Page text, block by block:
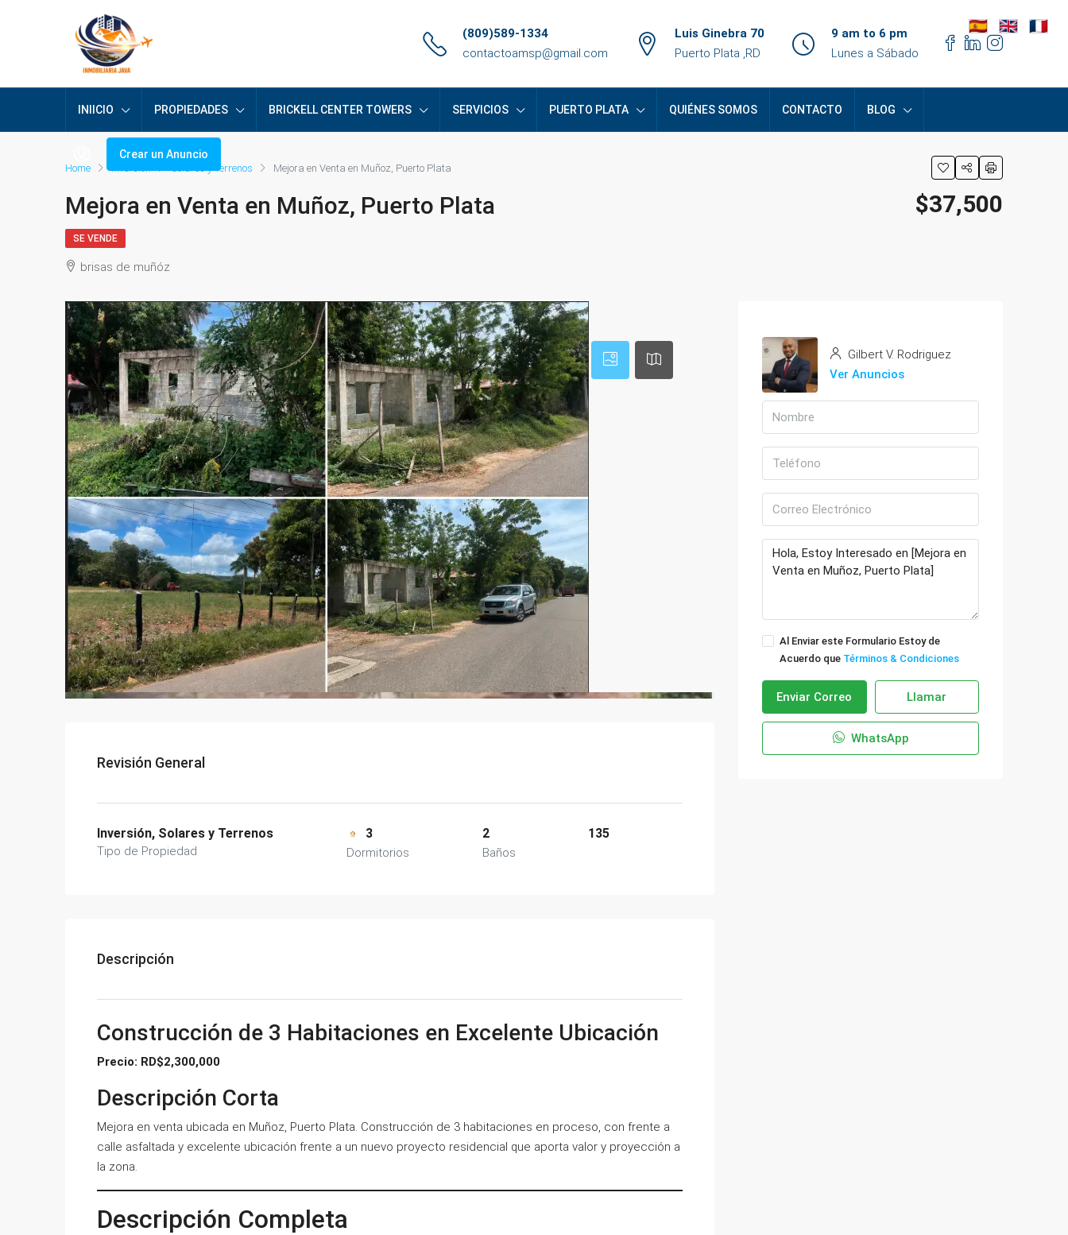
(809)589-1334
contactoamsp@gmail.com
Luis Ginebra 70
Puerto Plata ,RD
9 am to 6 pm
Lunes a Sábado
INIICIO PROPIEDADES BRICKELL CENTER TOWERS SERVICIOS PUERTO PLATA QUIÉNES SOMOS CONTACTO BLOG
Crear un Anuncio
Home Solares y Terrenos Mejora en Venta en Muñoz, Puerto Plata
Mejora en Venta en Muñoz, Puerto Plata $37,500
SE VENDE
brisas de muñóz
Revisión General
Inversión, Solares y Terrenos
Tipo de Propiedad
3
Dormitorios
2
Baños
135
Descripción
Construcción de 3 Habitaciones en Excelente Ubicación
Precio: RD$2,300,000
Descripción Corta
Mejora en venta ubicada en Muñoz, Puerto Plata. Construcción de 3 habitaciones en proceso, con frente a
calle asfaltada y excelente ubicación frente a un nuevo proyecto residencial que aporta valor y proyección a
la zona.
Descripción Completa
Gilbert V. Rodriguez
Ver Anuncios
Al Enviar este Formulario Estoy de
Acuerdo que Términos & Condiciones
Enviar Correo Llamar
WhatsApp